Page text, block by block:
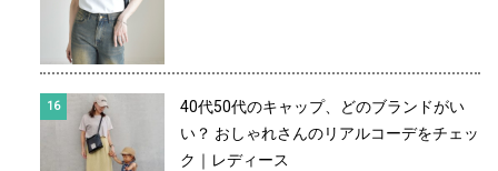
40代50代のキャップ、どのブランドがい
い？ おしゃれさんのリアルコーデをチェッ
ク｜レディース